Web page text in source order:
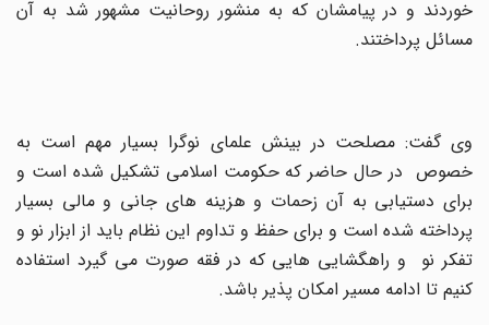
خوردند و در پیامشان که به منشور روحانیت مشهور شد به آن
مسائل پرداختند.
وی گفت: مصلحت در بینش علمای نوگرا بسیار مهم است به
خصوص در حال حاضر که حکومت اسلامی تشکیل شده است و
برای دستیابی به آن زحمات و هزینه های جانی و مالی بسیار
پرداخته شده است و برای حفظ و تداوم این نظام باید از ابزار نو و
تفکر نو و راهگشایی هایی که در فقه صورت می گیرد استفاده
کنیم تا ادامه مسیر امکان پذیر باشد.